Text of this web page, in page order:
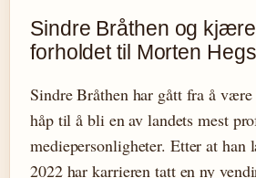
Sindre Bråthen og
forholdet til Morten
Sindre Bråthen har gått fra å
håp til å bli en av landets mest
mediepersonligheter. Etter at han
2022 har karrieren tatt en ny